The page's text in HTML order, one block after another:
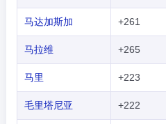
马达加斯加 +261
马拉维 +265
马里 +223
毛里塔尼亚 +222